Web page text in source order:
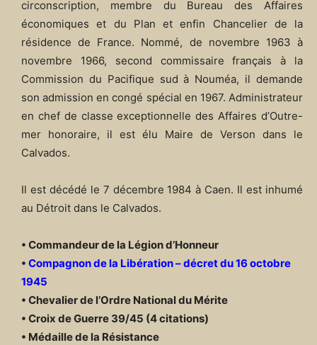
circonscription, membre du Bureau des Affaires
économiques et du Plan et enfin Chancelier de la
résidence de France. Nommé, de novembre 1963 à
novembre 1966, second commissaire français à la
Commission du Pacifique sud à Nouméa, il demande
son admission en congé spécial en 1967. Administrateur
en chef de classe exceptionnelle des Affaires d’Outre-
mer honoraire, il est élu Maire de Verson dans le
Calvados.
Il est décédé le 7 décembre 1984 à Caen. Il est inhumé
au Détroit dans le Calvados.
• Commandeur de la Légion d’Honneur
• Compagnon de la Libération – décret du 16 octobre
1945
• Chevalier de l’Ordre National du Mérite
• Croix de Guerre 39/45 (4 citations)
• Médaille de la Résistance